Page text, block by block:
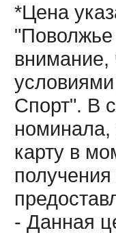
*Цена
внимание,
Спорт". В
номинала,
карту в
- Данная